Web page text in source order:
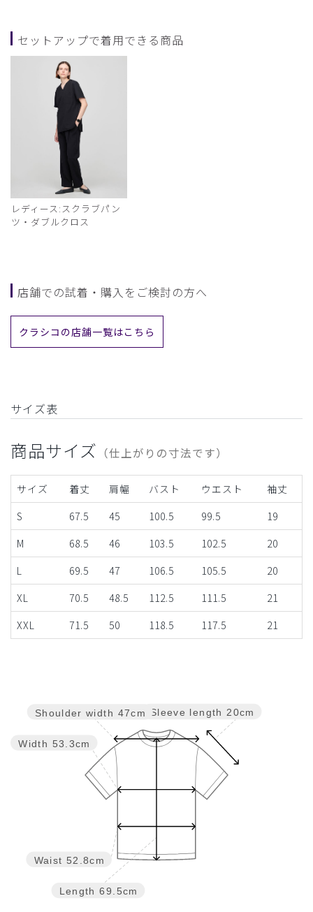
セットアップで着用できる商品
レディース:スクラブパン
ツ・ダブルクロス
店舗での試着・購入をご検討の方へ
クラシコの店舗一覧はこちら
サイズ表
商品サイズ （仕上がりの寸法です）
サイズ 着丈 肩幅 バスト ウエスト
袖丈
S
67.5 45 100.5 99.5
19
M
68.5 46 103.5 102.5
20
L
69.5 47 106.5 105.5
20
XL
70.5 48.5 112.5 111.5
21
XXL
71.5 50 118.5 117.5 21
Sleeve length 20cm
Length 69.5cm
Waist 52.8cm
Width 53.3cm
Shoulder width 47cm